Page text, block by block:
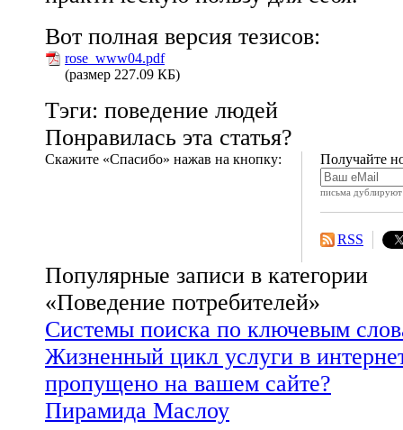
Вот полная версия тезисов:
rose_www04.pdf
(размер 227.09 КБ)
Тэги: поведение людей
Понравилась эта статья?
Скажите «Спасибо» нажав на кнопку: Получайте
письма дублируют
RSS
Популярные записи в категории
«Поведение потребителей»
Системы поиска по ключевым
Жизненный цикл услуги в
пропущено на вашем сайте?
Пирамида Маслоу